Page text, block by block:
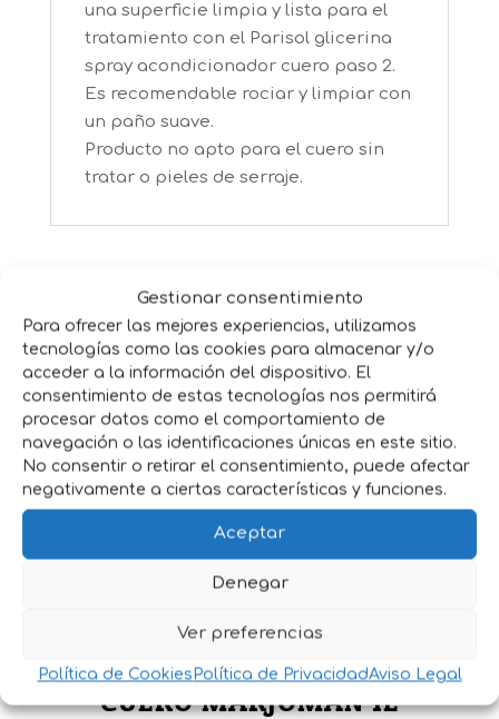
Gestionar consentimiento
Para ofrecer las mejores experiencias, utilizamos
tecnologías como las cookies para almacenar y/o
acceder a la información del dispositivo. El
consentimiento de estas tecnologías nos permitirá
procesar datos como el comportamiento de
navegación o las identificaciones únicas en este sitio.
No consentir o retirar el consentimiento, puede afectar
negativamente a ciertas características y funciones.
Aceptar
Denegar
Ver preferencias
Política de Cookies Política de PrivacidadAviso Legal
una superficie limpia y lista para el
tratamiento con el Parisol glicerina
spray acondicionador cuero paso 2.
Es recomendable rociar y limpiar con
un paño suave.
Producto no apto para el cuero sin
tratar o pieles de serraje.
Productos relacionados
ACEITE PATA DE BUEY PARA
CUERO MARJOMAN 1L